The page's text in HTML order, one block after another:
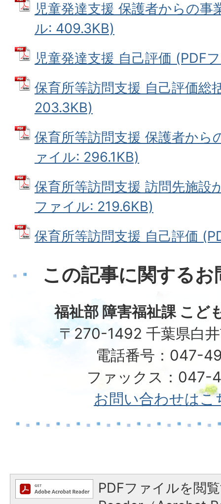
児童発達支援 保護者からの事
ル: 409.3KB)
児童発達支援 自己評価 (PDF
保育所等訪問支援 自己評価総
203.3KB)
保育所等訪問支援 保護者から
ァイル: 296.1KB)
保育所等訪問支援 訪問先施設
ファイル: 219.6KB)
保育所等訪問支援 自己評価
この記事に関する
福祉部 障害福祉課 こど
〒270-1492 千葉県白
電話番号：047-
ファックス：047-
お問い合わせはこ
PDFファイルを閲